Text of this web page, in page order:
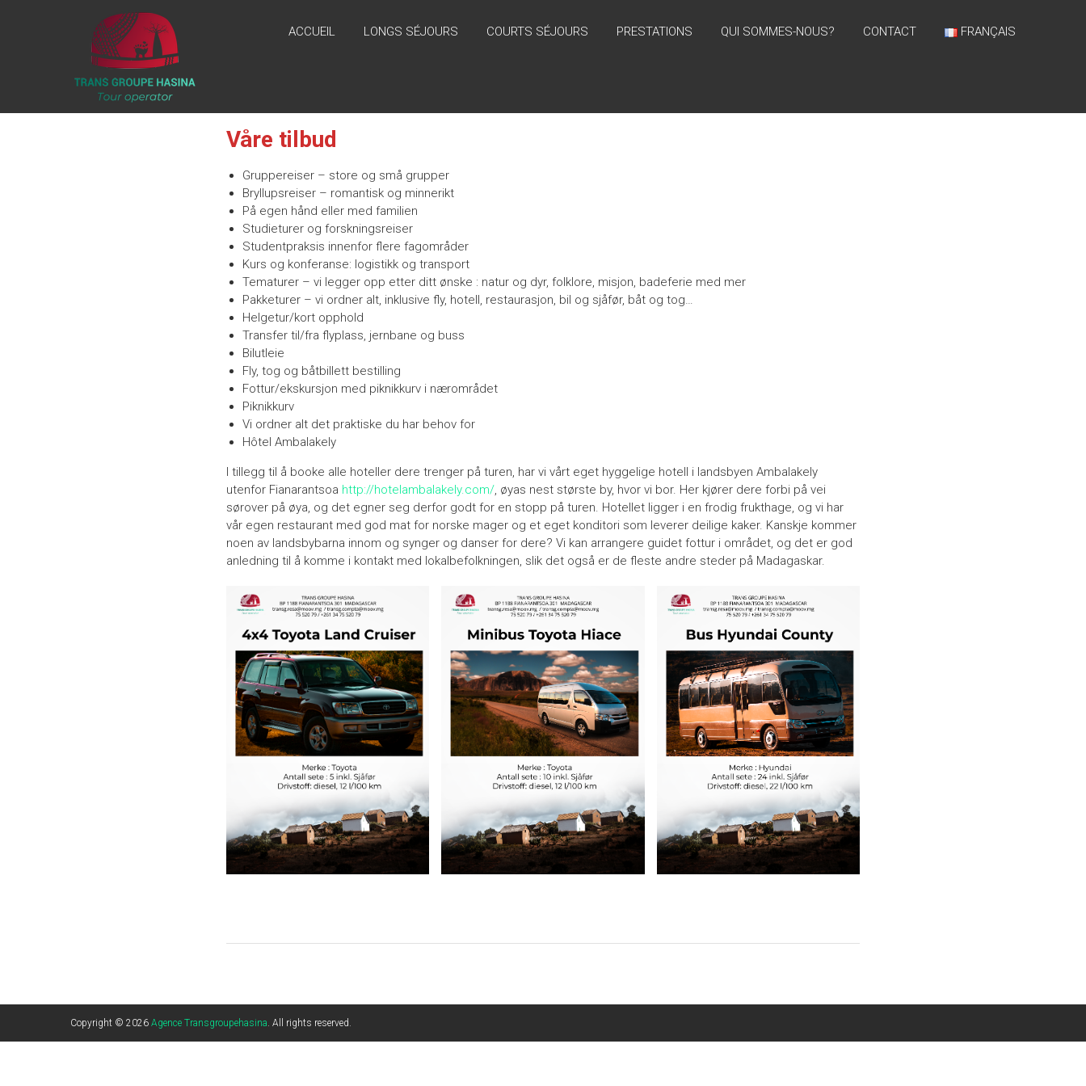
AGENCE
TRANSGROUPEHASINA
“Nouveau
voyage,
ACCUEIL LONGS SÉJOURS COURTS SÉJOURS PRESTATIONS QUI SOMMES-NOUS? CONTACT FRANÇAIS
Våre tilbud
Gruppereiser – store og små grupper
Bryllupsreiser – romantisk og minnerikt
På egen hånd eller med familien
Studieturer og forskningsreiser
Studentpraksis innenfor flere fagområder
Kurs og konferanse: logistikk og transport
Tematurer – vi legger opp etter ditt ønske : natur og dyr, folklore, misjon, badeferie med mer
Pakketurer – vi ordner alt, inklusive fly, hotell, restaurasjon, bil og sjåfør, båt og tog…
Helgetur/kort opphold
Transfer til/fra flyplass, jernbane og buss
Bilutleie
Fly, tog og båtbillett bestilling
Fottur/ekskursjon med piknikkurv i nærområdet
Piknikkurv
Vi ordner alt det praktiske du har behov for
Hôtel Ambalakely
I tillegg til å booke alle hoteller dere trenger på turen, har vi vårt eget hyggelige hotell i landsbyen Ambalakely
utenfor Fianarantsoa http://hotelambalakely.com/, øyas nest største by, hvor vi bor. Her kjører dere forbi på vei
sørover på øya, og det egner seg derfor godt for en stopp på turen. Hotellet ligger i en frodig frukthage, og vi har
vår egen restaurant med god mat for norske mager og et eget konditori som leverer deilige kaker. Kanskje kommer
noen av landsbybarna innom og synger og danser for dere? Vi kan arrangere guidet fottur i området, og det er god
anledning til å komme i kontakt med lokalbefolkningen, slik det også er de fleste andre steder på Madagaskar.
Copyright © 2026 Agence Transgroupehasina. All rights reserved.